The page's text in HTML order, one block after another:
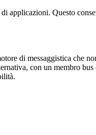
Questo
di messaggistica che
con un membro